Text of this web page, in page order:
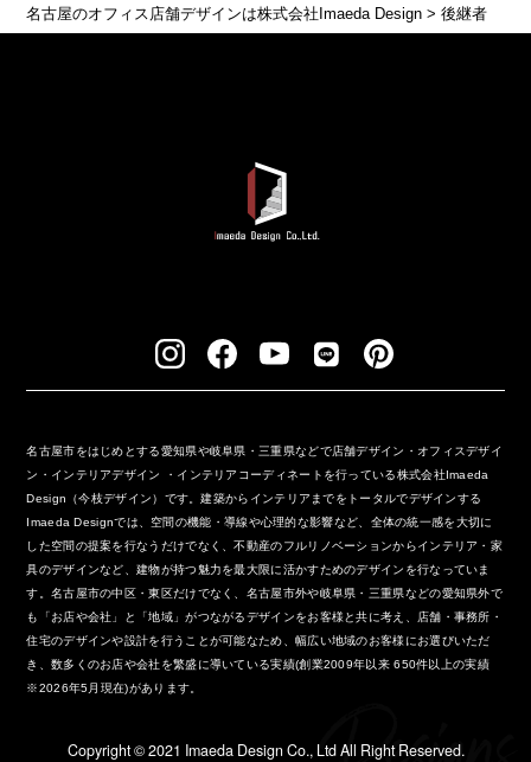
名古屋のオフィス店舗デザインは株式会社Imaeda Design >後継者
名古屋市をはじめとする愛知県や岐阜県・三重県などで店舗デザイン・オフィスデザイ
ン・インテリアデザイン ・インテリアコーディネートを行っている株式会社Imaeda
Design（今枝デザイン）です。建築からインテリアまでをトータルでデザインする
Imaeda Designでは、空間の機能・導線や心理的な影響など、全体の統一感を大切に
した空間の提案を行なうだけでなく、不動産のフルリノベーションからインテリア・家
具のデザインなど、建物が持つ魅力を最大限に活かすためのデザインを行なっていま
す。名古屋市の中区・東区だけでなく、名古屋市外や岐阜県・三重県などの愛知県外で
も「お店や会社」と「地域」がつながるデザインをお客様と共に考え、店舗・事務所・
住宅のデザインや設計を行うことが可能なため、幅広い地域のお客様にお選びいただ
き、数多くのお店や会社を繁盛に導いている実績(創業2009年以来 650件以上の実績
※2026年5月現在)があります。
Copyright ©︎ 2021 Imaeda Design Co., Ltd All Right Reserved.